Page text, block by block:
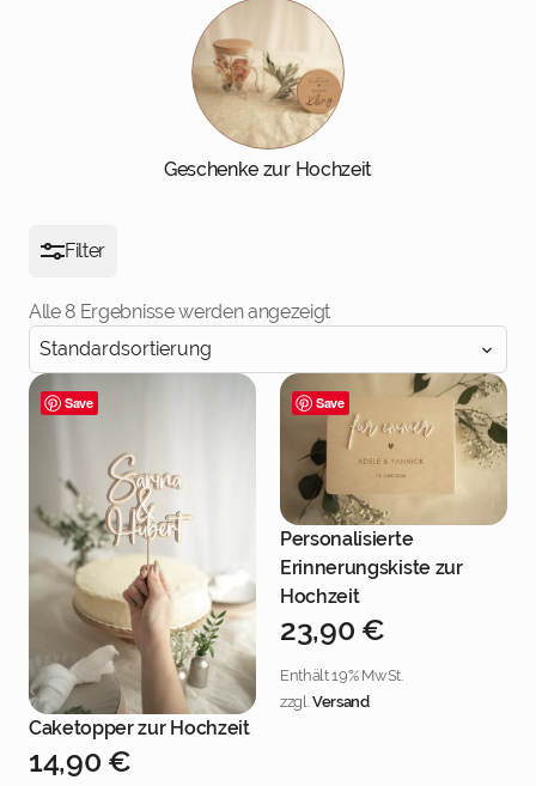
Geschenke zur Hochzeit
Filter
Alle 8 Ergebnisse werden angezeigt
Save
Caketopper zur Hochzeit
Jetzt personalisieren
14,90 €
Save
Personalisierte
Erinnerungskiste zur
Hochzeit
Jetzt personalisieren
23,90 €
Enthält 19% MwSt.
zzgl.Versand